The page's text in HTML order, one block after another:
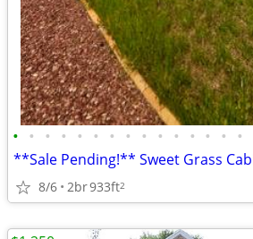
• • • • • • • • • • • • • • •
**Sale Pending!** Sweet Grass
8/6 2br933ft2